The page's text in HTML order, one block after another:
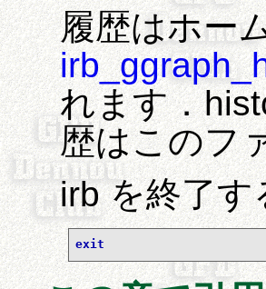
履歴はホー
れます．
歴はこのフ
irb を終了す
exit